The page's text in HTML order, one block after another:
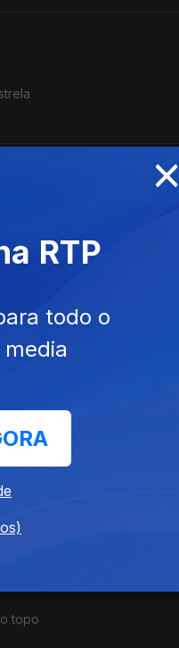
um
topo
×
RTP
todo o